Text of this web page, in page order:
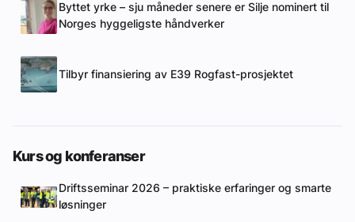
Byttet yrke – sju måneder senere er Silje nominert til
Norges hyggeligste håndverker
Tilbyr finansiering av E39 Rogfast-prosjektet
Kurs og konferanser
Driftsseminar 2026 – praktiske erfaringer og smarte
løsninger